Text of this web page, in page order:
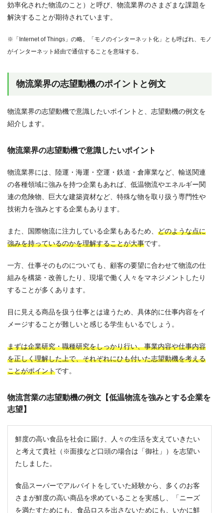
効率化された物流のこと）と呼び、物流業界のさまざまな課題を
解決することが期待されています。
※「Internet of Things」の略。「モノのインターネット化」とも呼ばれ、モノ
がインターネット経由で通信することを意味する。
物流業界の志望動機のポイントと例文
物流業界の志望動機で意識したいポイントと、志望動機の例文を
紹介します。
物流業界の志望動機で意識したいポイント
物流業界には、陸運・海運・空運・鉄道・倉庫業など、輸送関連
の各種領域に強みを持つ企業もあれば、低温物流やエネルギー関
連の危険物、巨大な建築資材など、特殊な物を取り扱う専門性や
技術力を強みとする企業もあります。
また、国際物流に注力している企業もあるため、 どのような点に
強みを持っているのかを理解することが大事です。
一方、仕事そのものについても、顧客の要望に合わせて物流の仕
組みを構築・改善したり、現場で働く人々をマネジメントしたり
することが多くあります。
目に見える商品を扱う仕事とは違うため、具体的に仕事内容をイ
メージすることが難しいと感じる学生もいるでしょう。
まずは企業研究・職種研究をしっかり行い、事業内容や仕事内容
を正しく理解した上で、それぞれにひも付いた志望動機を考える
ことがポイントです。
物流営業の志望動機の例文【低温物流を強みとする企業を
志望】
鮮度の高い食品を社会に届け、人々の生活を支えていきたい
と考えて貴社（※面接など口頭の場合は「御社」）を志望い
たしました。
食品スーパーでアルバイトをしていた経験から、多くのお客
さまが鮮度の高い商品を求めていることを実感し、「ニーズ
を満たすためにも、食品ロスを出さないためにも、いかに鮮